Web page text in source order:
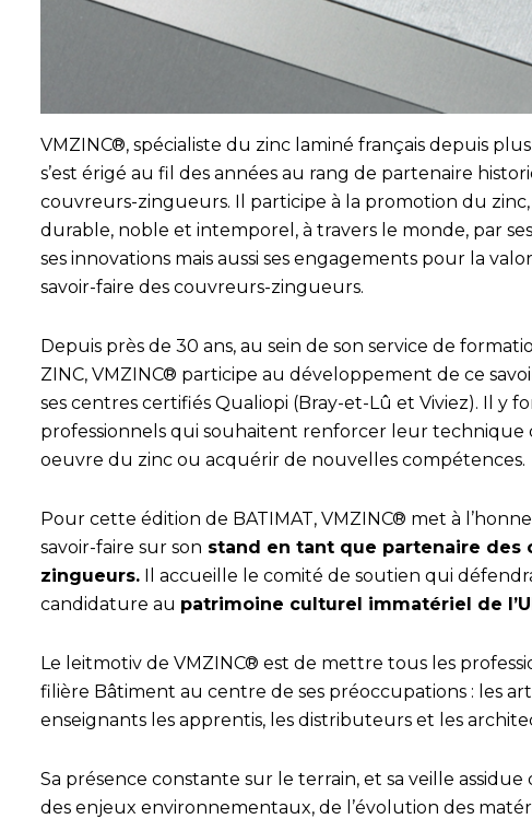
VMZINC®, spécialiste du zinc laminé français depuis plus
s’est érigé au fil des années au rang de partenaire
couvreurs-zingueurs. Il participe à la promotion du
durable, noble et intemporel, à travers le monde, par
ses innovations mais aussi ses engagements pour la
savoir-faire des couvreurs-zingueurs.
Depuis près de 30 ans, au sein de son service de
ZINC, VMZINC® participe au développement de ce
ses centres certifiés Qualiopi (Bray-et-Lû et Viviez). Il y
professionnels qui souhaitent renforcer leur technique
oeuvre du zinc ou acquérir de nouvelles compétences.
Pour cette édition de BATIMAT, VMZINC® met à
savoir-faire sur son stand en tant que partenaire des
zingueurs. Il accueille le comité de soutien qui
candidature au patrimoine culturel immatériel de
Le leitmotiv de VMZINC® est de mettre tous les
filière Bâtiment au centre de ses préoccupations : les
enseignants les apprentis, les distributeurs et les
Sa présence constante sur le terrain, et sa veille assidue
des enjeux environnementaux, de l’évolution des